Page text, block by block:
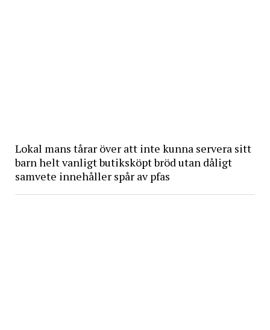
Lokal mans tårar över att inte kunna servera sitt
barn helt vanligt butiksköpt bröd utan dåligt
samvete innehåller spår av pfas